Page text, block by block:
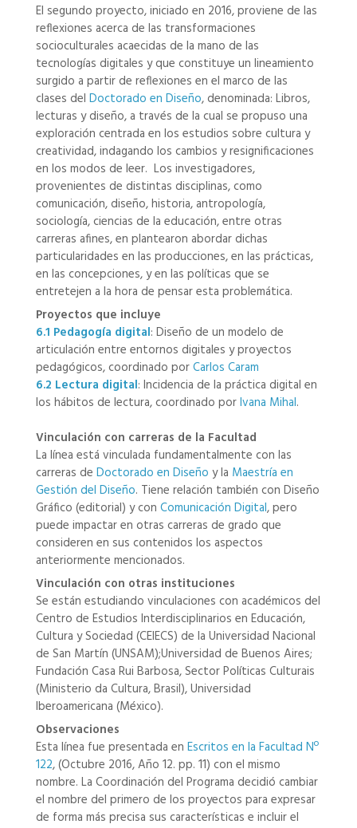
El segundo proyecto, iniciado en 2016, proviene de las
reflexiones acerca de las transformaciones
socioculturales acaecidas de la mano de las
tecnologías digitales y que constituye un lineamiento
surgido a partir de reflexiones en el marco de las
clases del Doctorado en Diseño, denominada: Libros,
lecturas y diseño, a través de la cual se propuso una
exploración centrada en los estudios sobre cultura y
creatividad, indagando los cambios y resignificaciones
en los modos de leer. Los investigadores,
provenientes de distintas disciplinas, como
comunicación, diseño, historia, antropología,
sociología, ciencias de la educación, entre otras
carreras afines, en plantearon abordar dichas
particularidades en las producciones, en las prácticas,
en las concepciones, y en las políticas que se
entretejen a la hora de pensar esta problemática.
Proyectos que incluye
6.1 Pedagogía digital: Diseño de un modelo de
articulación entre entornos digitales y proyectos
pedagógicos, coordinado porCarlos Caram
6.2 Lectura digital: Incidencia de la práctica digital en
los hábitos de lectura, coordinado porIvana Mihal.
Vinculación con carreras de la Facultad
La línea está vinculada fundamentalmente con las
carreras de Doctorado en Diseño y la Maestría en
Gestión del Diseño. Tiene relación también con Diseño
Gráfico (editorial) y con Comunicación Digital, pero
puede impactar en otras carreras de grado que
consideren en sus contenidos los aspectos
anteriormente mencionados.
Vinculación con otras instituciones
Se están estudiando vinculaciones con académicos del
Centro de Estudios Interdisciplinarios en Educación,
Cultura y Sociedad (CEIECS) de la Universidad Nacional
de San Martín (UNSAM);Universidad de Buenos Aires;
Fundación Casa Rui Barbosa, Sector Políticas Culturais
(Ministerio da Cultura, Brasil), Universidad
Iberoamericana (México).
Observaciones
Esta línea fue presentada en Escritos en la Facultad Nº
122, (Octubre 2016, Año 12. pp. 11) con el mismo
nombre. La Coordinación del Programa decidió cambiar
el nombre del primero de los proyectos para expresar
de forma más precisa sus características e incluir el